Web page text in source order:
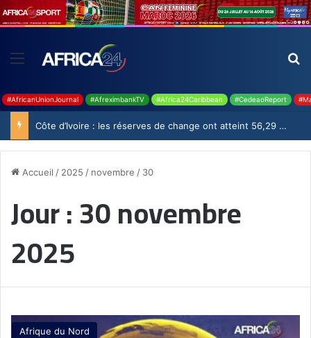
#AfricanUnionJournal #AfreximbankTV #Africa24Caribbean #CedeaoReport
Côte d’Ivoire : les réserves de change ont atteint 56,29 milliards USD en juillet
Accueil / 2025 / novembre / 30
Jour :30 novembre
2025
Afrique du Nord